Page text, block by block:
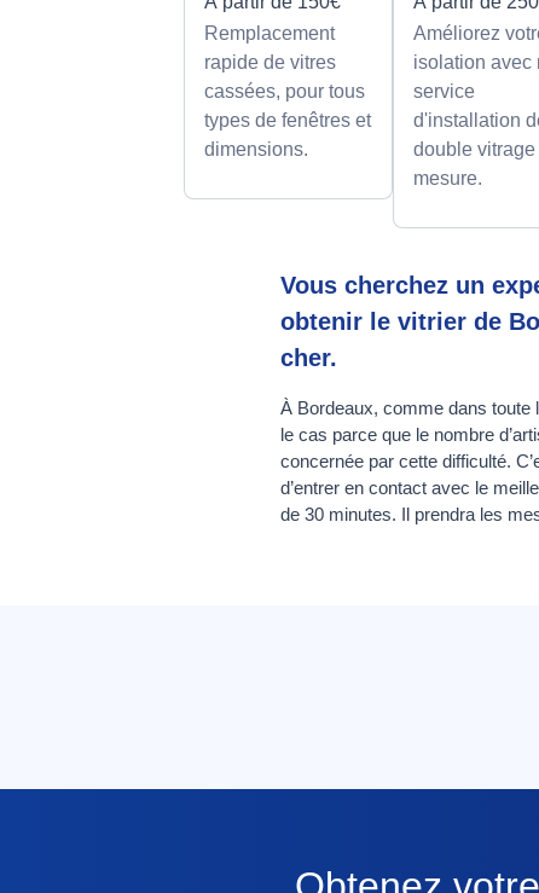
Remplacement
rapide de vitres
cassées, pour tous
types de fenêtres et
dimensions.
Améliorez
isolation avec
service
d'installation
double vitrage
mesure.
Vous cherchez un
obtenir le vitrier de
cher.
À Bordeaux, comme dans toute
le cas parce que le nombre
concernée par cette difficulté.
d’entrer en contact avec le
de 30 minutes. Il prendra les